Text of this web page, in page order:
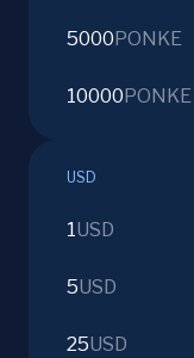
5000 PONKE
10000 PONKE
USD
1USD
5USD
25USD